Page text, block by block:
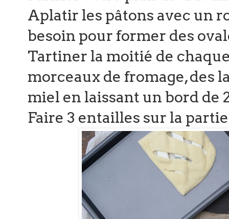
Aplatir les pâtons avec un
besoin pour former des
Tartiner la moitié de
morceaux de fromage, des
miel en laissant un bord de
Faire 3 entailles sur la